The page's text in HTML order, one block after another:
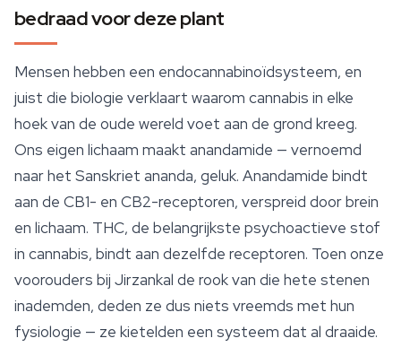
bedraad voor deze plant
Mensen hebben een endocannabinoïdsysteem, en
juist die biologie verklaart waarom cannabis in elke
hoek van de oude wereld voet aan de grond kreeg.
Ons eigen lichaam maakt anandamide — vernoemd
naar het Sanskriet ananda, geluk. Anandamide bindt
aan de CB1- en CB2-receptoren, verspreid door brein
en lichaam. THC, de belangrijkste psychoactieve stof
in cannabis, bindt aan dezelfde receptoren. Toen onze
voorouders bij Jirzankal de rook van die hete stenen
inademden, deden ze dus niets vreemds met hun
fysiologie — ze kietelden een systeem dat al draaide.